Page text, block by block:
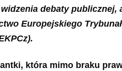
debaty
Europejskiego
która mimo braku